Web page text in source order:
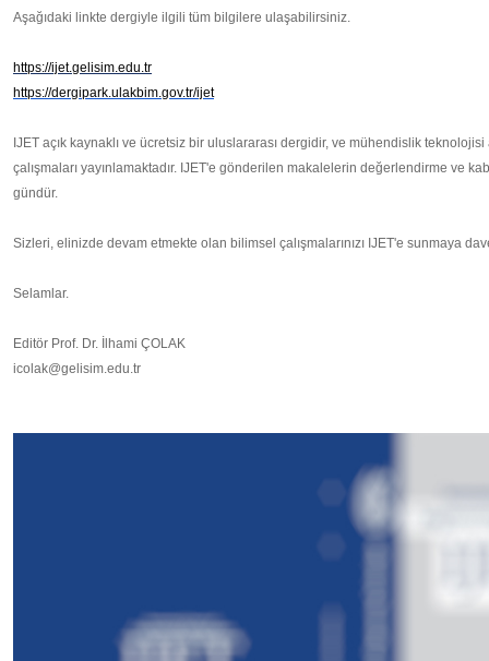
Aşağıdaki linkte dergiyle ilgili tüm bilgilere ulaşabilirsiniz.
https://ijet.gelisim.edu.tr
https://dergipark.ulakbim.gov.tr/ijet
IJET açık kaynaklı ve ücretsiz bir uluslararası dergidir, ve mühendislik
çalışmaları yayınlamaktadır. IJET'e gönderilen makalelerin değerlendirme ve
gündür.
Sizleri, elinizde devam etmekte olan bilimsel çalışmalarınızı IJET'e sunmaya
Selamlar.
Editör Prof. Dr. İlhami ÇOLAK
icolak@gelisim.edu.tr